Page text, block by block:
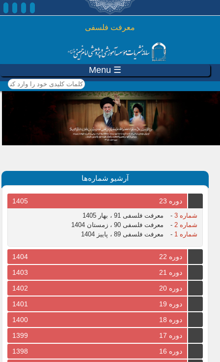
رفتن به محتوای اصلی
معرفت فلسفی
☰ Menu
کلمات کلیدی خود را وارد
کنید
آرشیو شماره‌ها
دوره 23 1405
شماره 3 -
معرفت فلسفی 91 ، بهار 1405
شماره 2
-
معرفت فلسفی 90 ، زمستان 1404
شماره 1
- معرفت فلسفی 89 ، پاییز 1404
دوره 22
1404
دوره 21
1403
دوره 20
1402
دوره 19
1401
دوره 18
1400
دوره 17
1399
دوره 16
1398